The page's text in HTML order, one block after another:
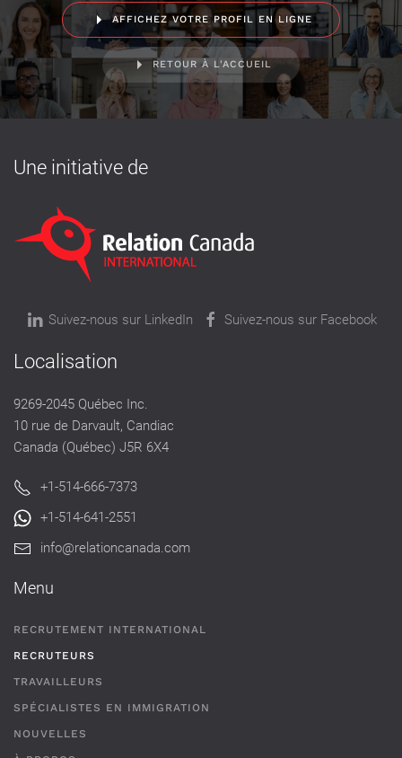
AFFICHEZ VOTRE PROFIL EN LIGNE
RETOUR À L'ACCUEIL
Une initiative de
Suivez-nous sur LinkedIn Suivez-nous sur Facebook
Localisation
9269-2045 Québec Inc.
10 rue de Darvault, Candiac
Canada (Québec) J5R 6X4
+1-514-666-7373
+1-514-641-2551
info@relationcanada.com
Menu
RECRUTEMENT INTERNATIONAL
RECRUTEURS
TRAVAILLEURS
SPÉCIALISTES EN IMMIGRATION
NOUVELLES